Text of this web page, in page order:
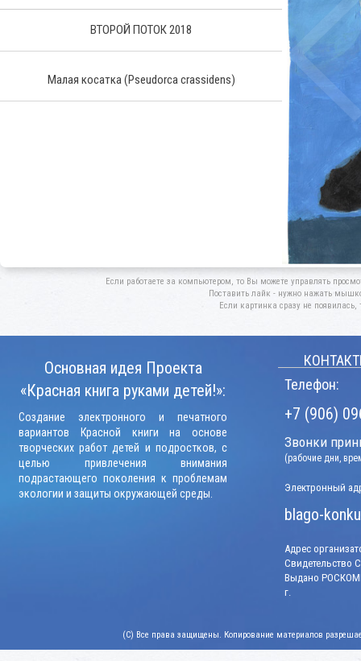
ВТОРОЙ ПОТОК 2018
Малая косатка(Pseudorca crassidens)
Если работаете за компьютером, то Вы можете управлять
Поставить лайк - нужно нажать
Если картинка сразу не появилась,
Основная идея Проекта
«Красная книга руками детей!»:
Создание электронного и печатного
вариантов Красной книги на основе
творческих работ детей и подростков, с
целью привлечения внимания
подрастающего поколения к проблемам
экологии и защиты окружающей среды.
Телефон:
+7 (906)
Звонки
(рабочие дни,
Электронный
blago-
Адрес
Свидетельство
Выдано
г.
(C) Все права защищены. Копирование материалов